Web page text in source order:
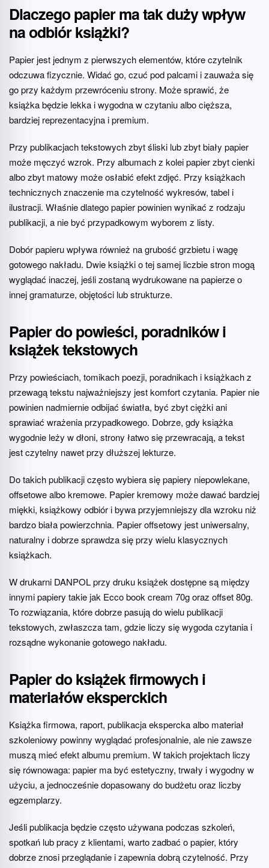
Dlaczego papier ma tak duży wpływ
na odbiór książki?
Papier jest jednym z pierwszych elementów, które czytelnik
odczuwa fizycznie. Widać go, czuć pod palcami i zauważa się
go przy każdym przewróceniu strony. Może sprawić, że
książka będzie lekka i wygodna w czytaniu albo cięższa,
bardziej reprezentacyjna i premium.
Przy publikacjach tekstowych zbyt śliski lub zbyt biały papier
może męczyć wzrok. Przy albumach z kolei papier zbyt cienki
albo zbyt matowy może osłabić efekt zdjęć. Przy książkach
technicznych znaczenie ma czytelność wykresów, tabel i
ilustracji. Właśnie dlatego papier powinien wynikać z rodzaju
publikacji, a nie być przypadkowym wyborem z listy.
Dobór papieru wpływa również na grubość grzbietu i wagę
gotowego nakładu. Dwie książki o tej samej liczbie stron mogą
wyglądać inaczej, jeśli zostaną wydrukowane na papierze o
innej gramaturze, objętości lub strukturze.
Papier do powieści, poradników i
książek tekstowych
Przy powieściach, tomikach poezji, poradnikach i książkach z
przewagą tekstu najważniejszy jest komfort czytania. Papier nie
powinien nadmiernie odbijać światła, być zbyt ciężki ani
sprawiać wrażenia przypadkowego. Dobrze, gdy książka
wygodnie leży w dłoni, strony łatwo się przewracają, a tekst
jest czytelny nawet przy dłuższej lekturze.
Do takich publikacji często wybiera się papiery niepowlekane,
offsetowe albo kremowe. Papier kremowy może dawać bardziej
miękki, książkowy odbiór i bywa przyjemniejszy dla wzroku niż
bardzo biała powierzchnia. Papier offsetowy jest uniwersalny,
naturalny i dobrze sprawdza się przy wielu klasycznych
książkach.
W drukarni DANPOL przy druku książek dostępne są między
innymi papiery takie jak Ecco book cream 70g oraz offset 80g.
To rozwiązania, które dobrze pasują do wielu publikacji
tekstowych, zwłaszcza tam, gdzie liczy się wygoda czytania i
rozsądne wykonanie gotowego nakładu.
Papier do książek firmowych i
materiałów eksperckich
Książka firmowa, raport, publikacja ekspercka albo materiał
szkoleniowy powinny wyglądać profesjonalnie, ale nie zawsze
muszą mieć efekt albumu premium. W takich projektach liczy
się równowaga: papier ma być estetyczny, trwały i wygodny w
użyciu, a jednocześnie dopasowany do budżetu oraz liczby
egzemplarzy.
Jeśli publikacja będzie często używana podczas szkoleń,
spotkań lub pracy z klientami, warto zadbać o papier, który
dobrze znosi przeglądanie i zapewnia dobrą czytelność. Przy